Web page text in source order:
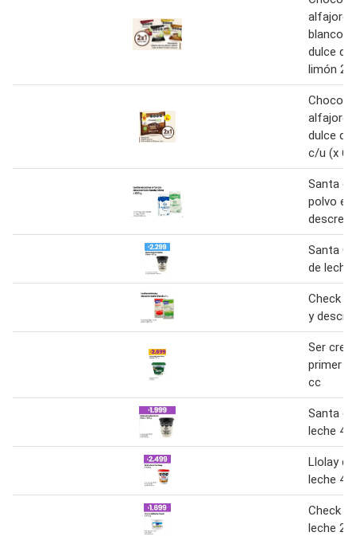
blanco /
dulce de
limón 22
dulce de
c/u (x 6
Santa
polvo
Santa
de leche
Check
y
Ser
primer
cc
Santa
leche
Llolay
leche
Check
leche